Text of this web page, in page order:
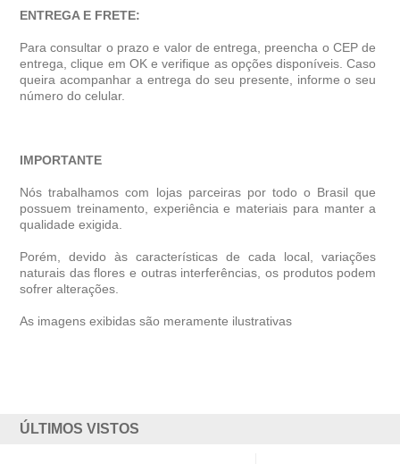
ENTREGA E FRETE:
Para consultar o prazo e valor de entrega, preencha o CEP de
entrega, clique em OK e verifique as opções disponíveis. Caso
queira acompanhar a entrega do seu presente, informe o seu
número do celular.
IMPORTANTE
Nós trabalhamos com lojas parceiras por todo o Brasil que
possuem treinamento, experiência e materiais para manter a
qualidade exigida.
Porém, devido às características de cada local, variações
naturais das flores e outras interferências, os produtos podem
sofrer alterações.
As imagens exibidas são meramente ilustrativas
ÚLTIMOS VISTOS